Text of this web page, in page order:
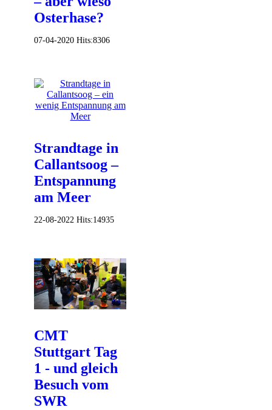
Osterhase?
07-04-2020 Hits:8306
Strandtage in
Callantsoog –
Entspannung
am Meer
22-08-2022 Hits:14935
CMT
Stuttgart Tag
1 - und gleich
Besuch vom
SWR